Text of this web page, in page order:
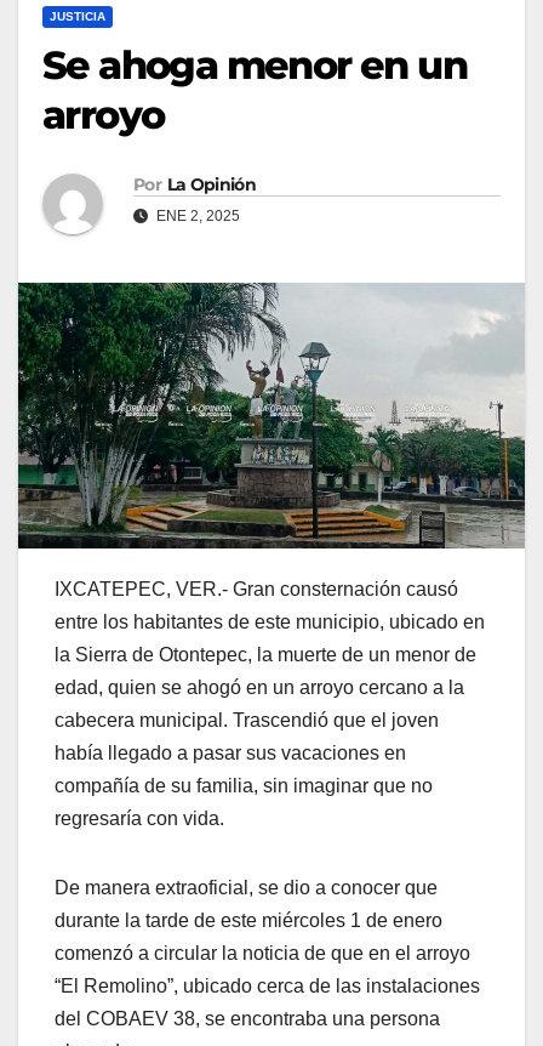
JUSTICIA
Se ahoga menor en un
arroyo
Por La Opinión
ENE 2, 2025
IXCATEPEC, VER.- Gran consternación causó
entre los habitantes de este municipio, ubicado en
la Sierra de Otontepec, la muerte de un menor de
edad, quien se ahogó en un arroyo cercano a la
cabecera municipal. Trascendió que el joven
había llegado a pasar sus vacaciones en
compañía de su familia, sin imaginar que no
regresaría con vida.
De manera extraoficial, se dio a conocer que
durante la tarde de este miércoles 1 de enero
comenzó a circular la noticia de que en el arroyo
“El Remolino”, ubicado cerca de las instalaciones
del COBAEV 38, se encontraba una persona